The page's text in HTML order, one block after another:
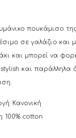
πουκάμισο
σε γαλάζιο και
και μπορεί να
και παράλληλα
Κανονική
100% cotton